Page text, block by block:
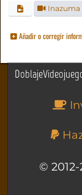
Inazuma
Añadir o corregir
©